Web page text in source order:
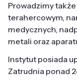
Prowadzimy
terahercowym,
medycznych,
metali oraz
Instytut posiada
Zatrudnia ponad